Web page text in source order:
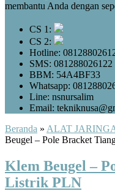
membantu Anda dengan
CS 1:
CS 2:
Hotline:
SMS: 081288026122
BBM: 54A4BF33
Whatsapp:
Line: nsnursalim
Email:
Beranda » ALAT
Beugel – Pole Bracket
Klem Beugel –
Listrik PLN